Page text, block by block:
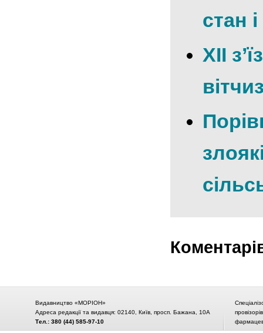
стан
ХІІ
Видавництво «МОРІОН»
Адреса редакції та видавця: 02140, Київ, просп. Бажана, 10А
Тел.: 380 (44) 585-97-10